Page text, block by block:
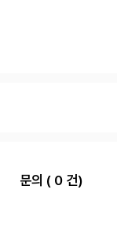
문의 ( 0 건)